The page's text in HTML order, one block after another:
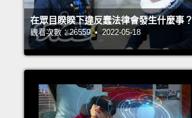
在眾目睽睽下違反蠢法律會發生什麼事？
觀看次數：26559 • 2022-05-18